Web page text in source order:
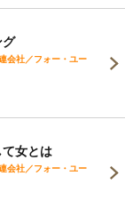
グ
会社／フォー・ユー
女とは
会社／フォー・ユー